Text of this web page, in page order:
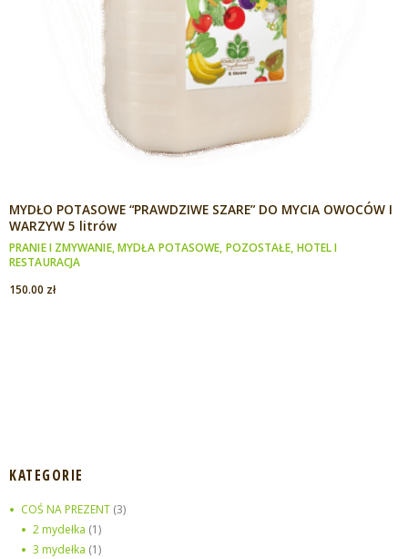
MYDŁO POTASOWE “PRAWDZIWE SZARE” DO MYCIA OWOCÓW I
WARZYW 5 litrów
PRANIE I ZMYWANIE,MYDŁA POTASOWE, POZOSTAŁE, HOTEL I
RESTAURACJA
150.00 zł
KATEGORIE
COŚ NA PREZENT (3)
2 mydełka (1)
3 mydełka (1)